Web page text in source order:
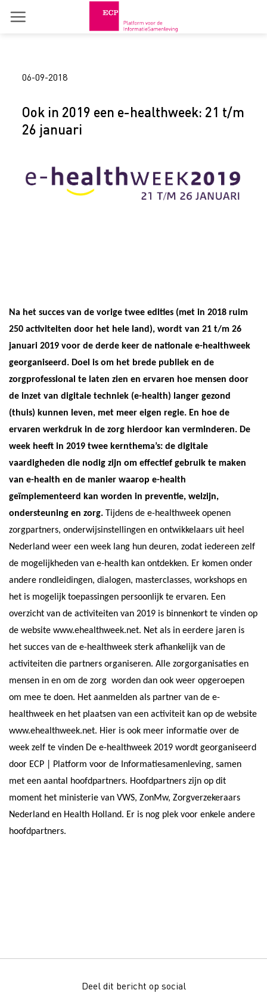
06-09-2018
Ook in 2019 een e-healthweek: 21 t/m
26 januari
Na het succes van de vorige twee edities (met in 2018 ruim
250 activiteiten door het hele land), wordt van 21 t/m 26
januari 2019 voor de derde keer de nationale e-healthweek
georganiseerd. Doel is om het brede publiek en de
zorgprofessional te laten zien en ervaren hoe mensen door
de inzet van digitale techniek (e-health) langer gezond
(thuis) kunnen leven, met meer eigen regie. En hoe de
ervaren werkdruk in de zorg hierdoor kan verminderen. De
week heeft in 2019 twee kernthema’s: de digitale
vaardigheden die nodig zijn om effectief gebruik te maken
van e-health en de manier waarop e-health
geïmplementeerd kan worden in preventie, welzijn,
ondersteuning en zorg. Tijdens de e-healthweek openen
zorgpartners, onderwijsinstellingen en ontwikkelaars uit heel
Nederland weer een week lang hun deuren, zodat iedereen zelf
de mogelijkheden van e-health kan ontdekken. Er komen onder
andere rondleidingen, dialogen, masterclasses, workshops en
het is mogelijk toepassingen persoonlijk te ervaren. Een
overzicht van de activiteiten van 2019 is binnenkort te vinden op
de website www.ehealthweek.net. Net als in eerdere jaren is
het succes van de e-healthweek sterk afhankelijk van de
activiteiten die partners organiseren. Alle zorgorganisaties en
mensen in en om de zorg worden dan ook weer opgeroepen
om mee te doen. Het aanmelden als partner van de e-
healthweek en het plaatsen van een activiteit kan op de website
www.ehealthweek.net. Hier is ook meer informatie over de
week zelf te vinden De e-healthweek 2019 wordt georganiseerd
door ECP | Platform voor de Informatiesamenleving, samen
met een aantal hoofdpartners. Hoofdpartners zijn op dit
moment het ministerie van VWS, ZonMw, Zorgverzekeraars
Nederland en Health Holland. Er is nog plek voor enkele andere
hoofdpartners.
Deel dit bericht op social